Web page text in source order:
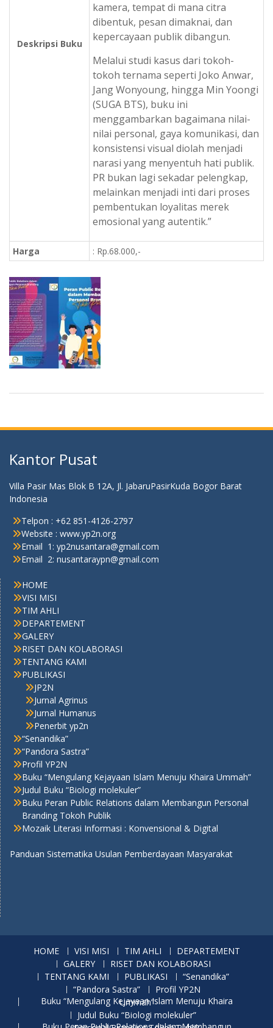
Deskripsi Buku
kamera, tempat di mana citra
dibentuk, pesan dimaknai, dan
kepercayaan publik dibangun.
Melalui studi kasus dari tokoh-
tokoh ternama seperti Joko Anwar,
Jang Wonyoung, hingga Min Yoongi
(SUGA BTS), buku ini
menggambarkan bagaimana nilai-
nilai personal, gaya komunikasi, dan
konsistensi visual diolah menjadi
narasi yang menyentuh hati publik.
PR bukan lagi sekadar pelengkap,
melainkan menjadi inti dari proses
pembentukan loyalitas merek
emosional yang autentik.”
Harga : Rp.68.000,-
Kantor Pusat
Villa Pasir Mas Blok B 12A, Jl. JabaruPasirKuda Bogor Barat
Indonesia
Telpon : +62 851-4126-2797
Website : www.yp2n.org
Email 1: yp2nusantara@gmail.com
Email 2: nusantaraypn@gmail.com
HOME
VISI MISI
TIM AHLI
DEPARTEMENT
GALERY
RISET DAN KOLABORASI
TENTANG KAMI
PUBLIKASI
JP2N
Jurnal Agrinus
Jurnal Humanus
Penerbit yp2n
“Senandika”
“Pandora Sastra”
Profil YP2N
Buku “Mengulang Kejayaan Islam Menuju Khaira Ummah”
Judul Buku “Biologi molekuler”
Buku Peran Public Relations dalam Membangun Personal
Branding Tokoh Publik
Mozaik Literasi Informasi : Konvensional & Digital
Panduan Sistematika Usulan Pemberdayaan Masyarakat
HOME VISI MISI TIM AHLI
DEPARTEMENT
GALERY
RISET DAN KOLABORASI
TENTANG KAMI
PUBLIKASI
“Senandika”
“Pandora Sastra”
Profil YP2N
Buku “Mengulang Kejayaan Islam Menuju Khaira Ummah”
Judul Buku “Biologi molekuler”